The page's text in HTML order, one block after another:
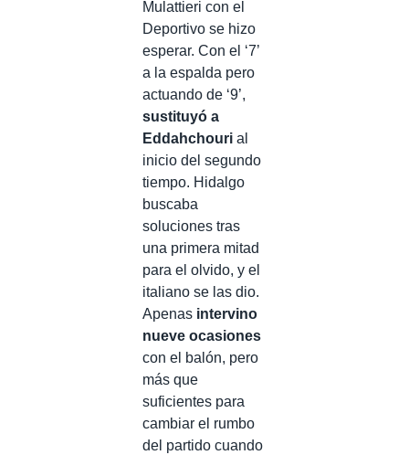
Mulattieri con el
Deportivo se hizo
esperar. Con el ‘7’
a la espalda pero
actuando de ‘9’,
sustituyó a
Eddahchouri al
inicio del segundo
tiempo. Hidalgo
buscaba
soluciones tras
una primera mitad
para el olvido, y el
italiano se las dio.
Apenas intervino
nueve ocasiones
con el balón, pero
más que
suficientes para
cambiar el rumbo
del partido cuando